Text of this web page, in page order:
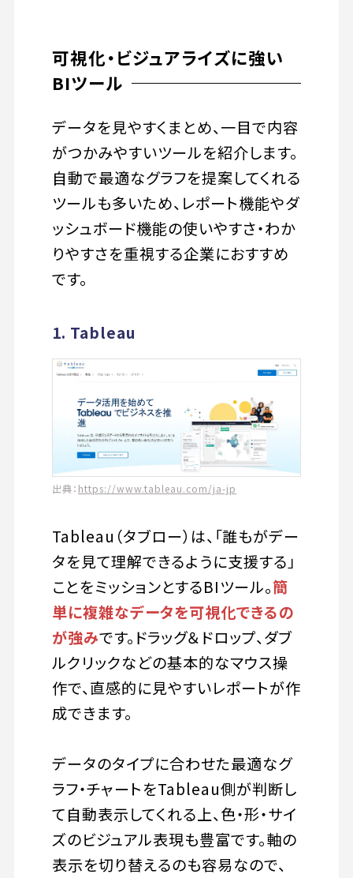
可視化・ビジュアライズに強い
BIツール
データを見やすくまとめ、一目で内容
がつかみやすいツールを紹介します。
自動で最適なグラフを提案してくれる
ツールも多いため、レポート機能やダ
ッシュボード機能の使いやすさ・わか
りやすさを重視する企業におすすめ
です。
1. Tableau
出典： https://www.tableau.com/ja-jp
Tableau（タブロー）は、「誰もがデー
タを見て理解できるように支援する」
ことをミッションとするBIツール。簡
単に複雑なデータを可視化できるの
が強みです。ドラッグ＆ドロップ、ダブ
ルクリックなどの基本的なマウス操
作で、直感的に見やすいレポートが作
成できます。
データのタイプに合わせた最適なグ
ラフ・チャートをTableau側が判断し
て自動表示してくれる上、色・形・サイ
ズのビジュアル表現も豊富です。軸の
表示を切り替えるのも容易なので、